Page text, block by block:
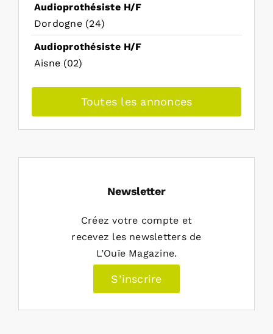
Audioprothésiste H/F
Dordogne (24)
Audioprothésiste H/F
Aisne (02)
Toutes les annonces
Newsletter
Créez votre compte et
recevez les newsletters de
L’Ouïe Magazine.
S’inscrire